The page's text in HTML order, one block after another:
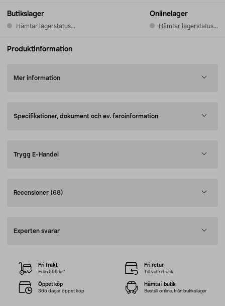
Butikslager
Hämtar lagerstatus...
Onlinelager
Hämtar lagerstatus...
Produktinformation
Mer information
Specifikationer, dokument och ev. faroinformation
Trygg E-Handel
Recensioner (68)
Experten svarar
Fri frakt
Från 599 kr*
Fri retur
Till valfri butik
Öppet köp
365 dagar öppet köp
Hämta i butik
Beställ online, från butikslager